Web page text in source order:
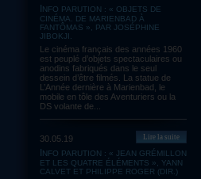
CINÉMA. DE MARIENBAD À
FANTÔMAS », PAR JOSÉPHINE
JIBOKJI.
Le cinéma français des années 1960
est peuplé d’objets spectaculaires ou
anodins fabriqués dans le seul
dessein d’être filmés. La statue de
L’Année dernière à Marienbad, le
mobile en tôle des Aventuriers ou la
DS volante de...
30.05.19
ET LES QUATRE ÉLÉMENTS », YANN
CALVET ET PHILIPPE ROGER (DIR.)
Lire la suite